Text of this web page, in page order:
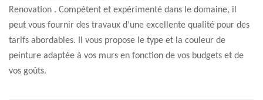
Renovation . Compétent et expérimenté dans le domaine, il
peut vous fournir des travaux d’une excellente qualité pour des
tarifs abordables. Il vous propose le type et la couleur de
peinture adaptée à vos murs en fonction de vos budgets et de
vos goûts.